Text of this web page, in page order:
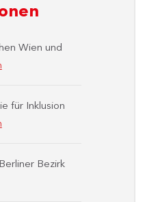
Wien und
für Inklusion
Bezirk